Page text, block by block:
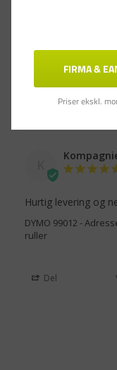
Hurtig og sikker
DYMO 99012 -
Hurtig levering og
DYMO 99012 -
ruller
Del
FIRMA &
Priser ekskl.